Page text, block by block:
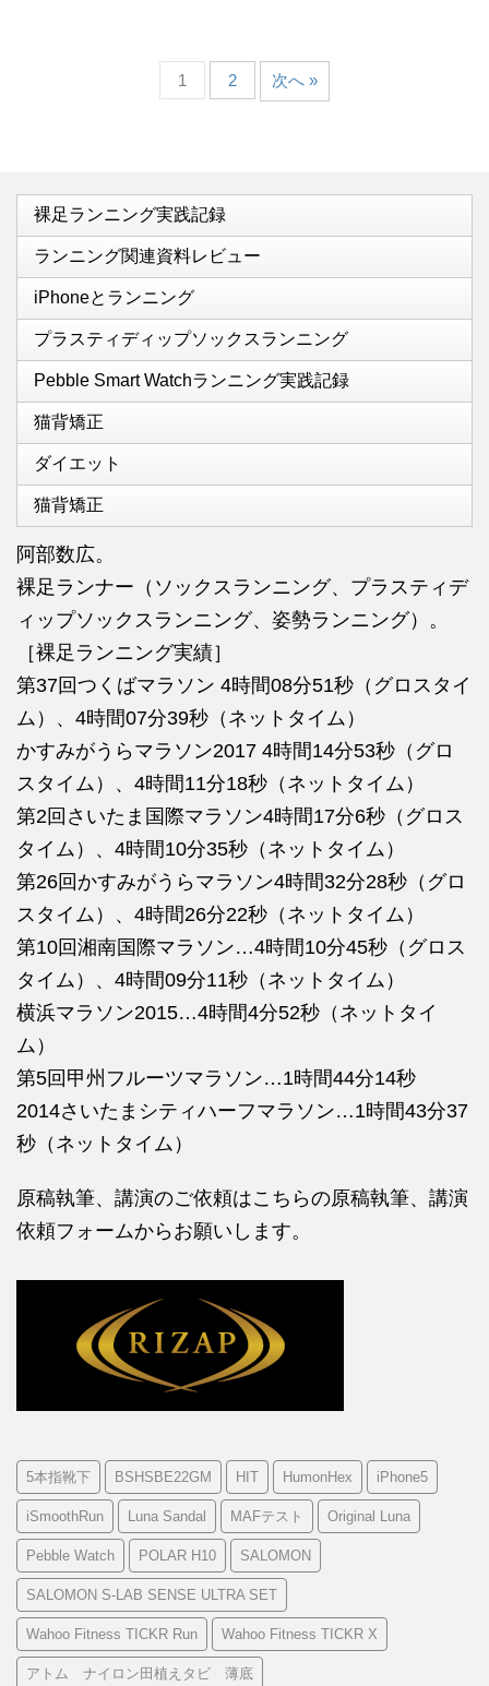
1 2 次へ »
裸足ランニング実践記録
ランニング関連資料レビュー
iPhoneとランニング
プラスティディップソックスランニング
Pebble Smart Watchランニング実践記録
猫背矯正
ダイエット
猫背矯正
阿部数広。
裸足ランナー（ソックスランニング、プラスティデ
ィップソックスランニング、姿勢ランニング）。
［裸足ランニング実績］
第37回つくばマラソン 4時間08分51秒（グロスタイ
ム）、4時間07分39秒（ネットタイム）
かすみがうらマラソン2017 4時間14分53秒（グロ
スタイム）、4時間11分18秒（ネットタイム）
第2回さいたま国際マラソン4時間17分6秒（グロス
タイム）、4時間10分35秒（ネットタイム）
第26回かすみがうらマラソン4時間32分28秒（グロ
スタイム）、4時間26分22秒（ネットタイム）
第10回湘南国際マラソン…4時間10分45秒（グロス
タイム）、4時間09分11秒（ネットタイム）
横浜マラソン2015…4時間4分52秒（ネットタイ
ム）
第5回甲州フルーツマラソン…1時間44分14秒
2014さいたまシティハーフマラソン…1時間43分37
秒（ネットタイム）
原稿執筆、講演のご依頼はこちらの原稿執筆、講演
依頼フォームからお願いします。
5本指靴下 BSHSBE22GM HIT HumonHex iPhone5
iSmoothRun Luna Sandal MAFテスト Original Luna
Pebble Watch POLAR H10 SALOMON
SALOMON S-LAB SENSE ULTRA SET
Wahoo Fitness TICKR Run Wahoo Fitness TICKR X
アトム ナイロン田植えタビ 薄底